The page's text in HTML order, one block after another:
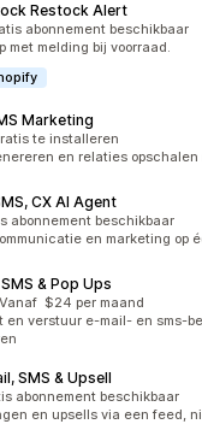
Restock Alert
totaal
abonnement beschikbaar
met melding bij voorraad.
Marketing
in totaalte installeren
en relaties opschalen
CX AI Agent
abonnement beschikbaar
en marketing op
& Pop Ups
in totaal
Vanaf $24 per maand
en verstuur e-mail- en sms-
SMS & Upsell
totaal
abonnement beschikbaar
en upsells via een feed,